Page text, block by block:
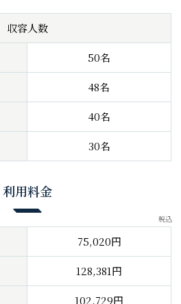
収容人数
50名
48名
40名
30名
利用料金
税込
75,020円
128,381円
102,729円